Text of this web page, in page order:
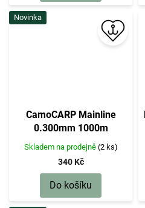
Novinka
CamoCARP Mainline
0.300mm 1000m
Skladem na prodejně (2 ks)
340 Kč
Do košíku